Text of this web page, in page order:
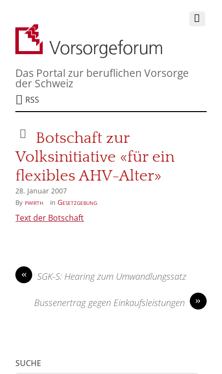
Das Portal zur beruflichen Vorsorge
der Schweiz
RSS
Botschaft zur
Volksinitiative «für ein
flexibles AHV-Alter»
28. Januar 2007
By pwirth in Gesetzgebung
Text der Botschaft
« SGK-S: Hearing zum Umwandlungssatz
»
Bussenertrag gegen Einkaufsleistungen
SUCHE